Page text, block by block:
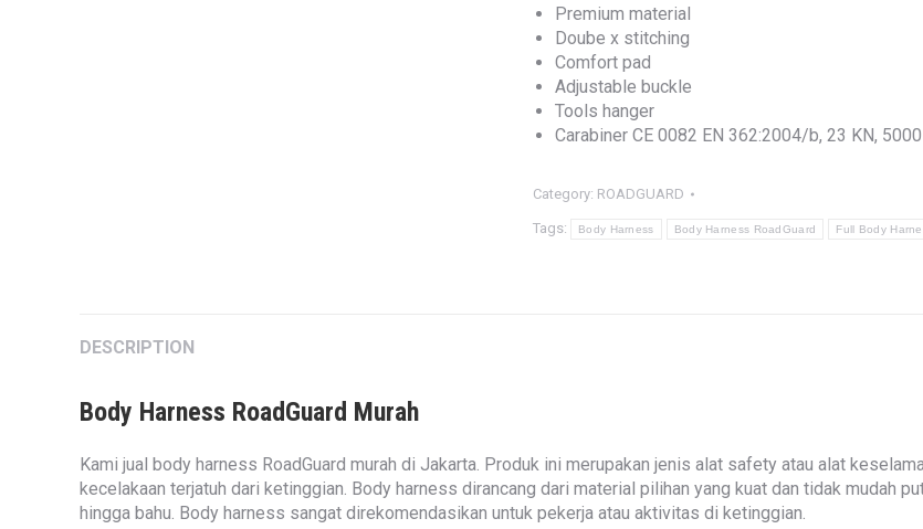
Premium material
Doube x stitching
Comfort pad
Adjustable buckle
Tools hanger
Carabiner CE 0082 EN 362:2004/b, 23 KN,
Category: ROADGUARD
Tags: Body Harness Body Harness RoadGuard Full Body
DESCRIPTION
Body Harness RoadGuard Murah
Kami jual body harness RoadGuard murah di Jakarta. Produk ini merupakan jenis alat safety atau alat
kecelakaan terjatuh dari ketinggian. Body harness dirancang dari material pilihan yang kuat dan tidak mudah
hingga bahu. Body harness sangat direkomendasikan untuk pekerja atau aktivitas di ketinggian.